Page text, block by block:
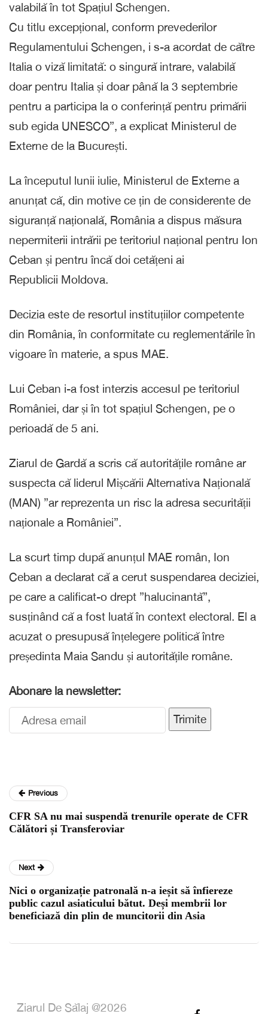
valabilă în tot Spațiul Schengen.
Cu titlu excepțional, conform prevederilor
Regulamentului Schengen, i s-a acordat de către
Italia o viză limitată: o singură intrare, valabilă
doar pentru Italia și doar până la 3 septembrie
pentru a participa la o conferință pentru primării
sub egida UNESCO”, a explicat Ministerul de
Externe de la București.
La începutul lunii iulie, Ministerul de Externe a
anunțat că, din motive ce țin de considerente de
siguranță națională, România a dispus măsura
nepermiterii intrării pe teritoriul național pentru Ion
Ceban și pentru încă doi cetățeni ai
Republicii Moldova.
Decizia este de resortul instituțiilor competente
din România, în conformitate cu reglementările în
vigoare în materie, a spus MAE.
Lui Ceban i-a fost interzis accesul pe teritoriul
României, dar și în tot spațiul Schengen, pe o
perioadă de 5 ani.
Ziarul de Gardă a scris că autoritățile române ar
suspecta că liderul Mișcării Alternativa Națională
(MAN) ”ar reprezenta un risc la adresa securității
naționale a României”.
La scurt timp după anunțul MAE român, Ion
Ceban a declarat că a cerut suspendarea deciziei,
pe care a calificat-o drept ”halucinantă”,
susținând că a fost luată în context electoral. El a
acuzat o presupusă înțelegere politică între
președinta Maia Sandu și autoritățile române.
Abonare la newsletter:
Trimite
Previous
CFR SA nu mai suspendă trenurile operate de CFR
Călători și Transferoviar
Next
Nici o organizație patronală n-a ieșit să înfiereze
public cazul asiaticului bătut. Deși membrii lor
beneficiază din plin de muncitorii din Asia
Ziarul De Sălaj @2026